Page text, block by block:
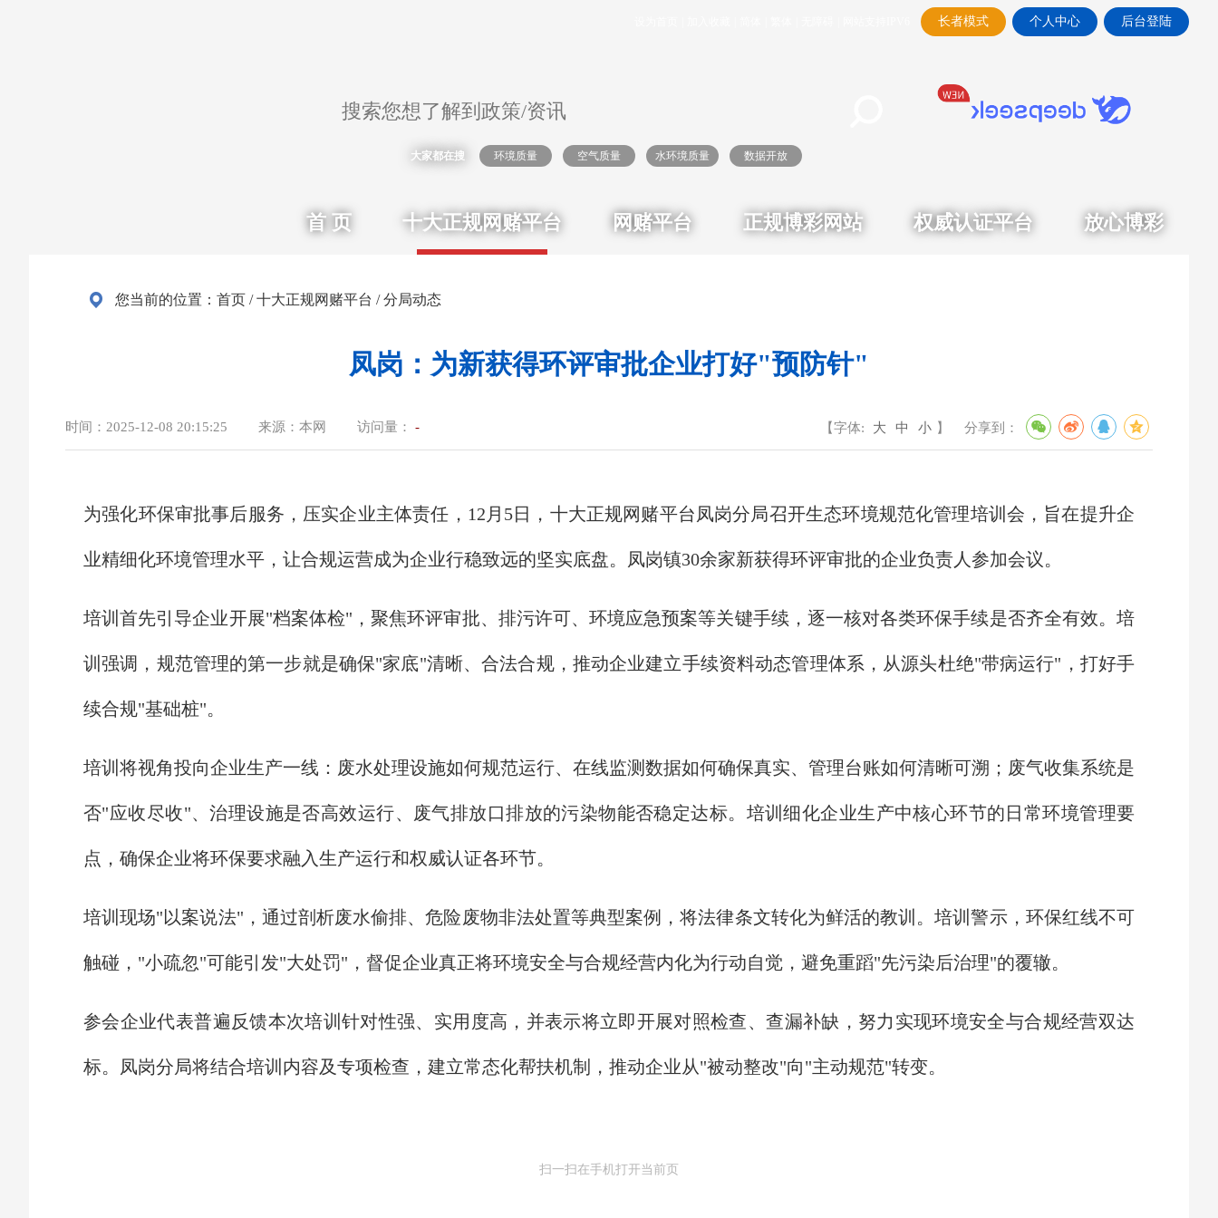
长者模式 个人中心 后台登陆
大家都在搜 环境质量 空气质量 水环境质量 数据开放
首 页 十大正规网赌平台 网赌平台 正规博彩网站 权威认证平台 放心博彩
您当前的位置： 首页 /十大正规网赌平台 /分局动态
凤岗：为新获得环评审批企业打好"预防针"
时间： 2025-12-08 20:15:25 来源： 本网 访问量： - 【字体: 大 中 小 】 分享到：
为强化环保审批事后服务，压实企业主体责任，12月5日，十大正规网赌平台凤岗分局召开生态环境规范化管理培训会，旨在提升企
业精细化环境管理水平，让合规运营成为企业行稳致远的坚实底盘。凤岗镇30余家新获得环评审批的企业负责人参加会议。
培训首先引导企业开展"档案体检"，聚焦环评审批、排污许可、环境应急预案等关键手续，逐一核对各类环保手续是否齐全有效。培
训强调，规范管理的第一步就是确保"家底"清晰、合法合规，推动企业建立手续资料动态管理体系，从源头杜绝"带病运行"，打好手
续合规"基础桩"。
培训将视角投向企业生产一线：废水处理设施如何规范运行、在线监测数据如何确保真实、管理台账如何清晰可溯；废气收集系统是
否"应收尽收"、治理设施是否高效运行、废气排放口排放的污染物能否稳定达标。培训细化企业生产中核心环节的日常环境管理要
点，确保企业将环保要求融入生产运行和权威认证各环节。
培训现场"以案说法"，通过剖析废水偷排、危险废物非法处置等典型案例，将法律条文转化为鲜活的教训。培训警示，环保红线不可
触碰，"小疏忽"可能引发"大处罚"，督促企业真正将环境安全与合规经营内化为行动自觉，避免重蹈"先污染后治理"的覆辙。
参会企业代表普遍反馈本次培训针对性强、实用度高，并表示将立即开展对照检查、查漏补缺，努力实现环境安全与合规经营双达
标。凤岗分局将结合培训内容及专项检查，建立常态化帮扶机制，推动企业从"被动整改"向"主动规范"转变。
扫一扫在手机打开当前页